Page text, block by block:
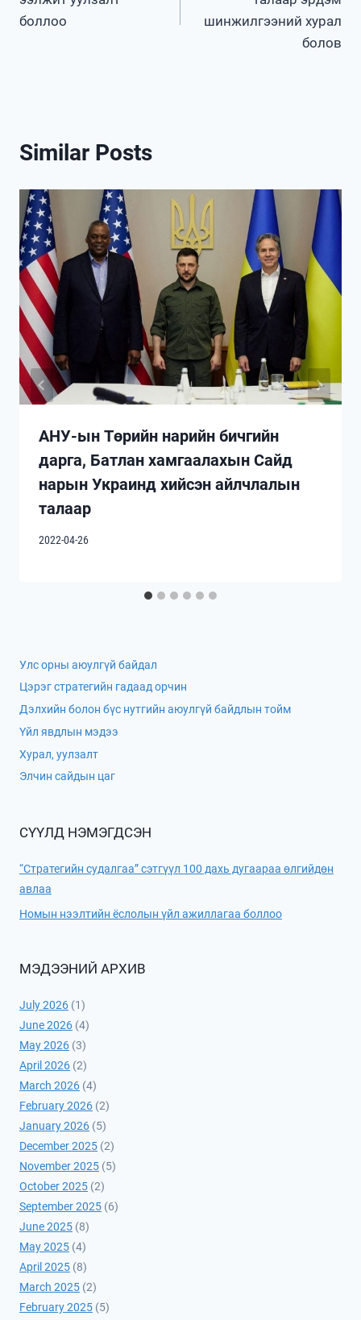
боллоо
шинжилгээний хурал
болов
Similar Posts
АНУ-ын Төрийн нарийн бичгийн
дарга, Батлан хамгаалахын Сайд
нарын Украинд хийсэн айлчлалын
талаар
2022-04-26
Улс орны аюулгүй байдал
Цэрэг стратегийн гадаад орчин
Дэлхийн болон бүс нутгийн аюулгүй байдлын тойм
Үйл явдлын мэдээ
Хурал, уулзалт
Элчин сайдын цаг
СҮҮЛД НЭМЭГДСЭН
“Стратегийн судалгаа” сэтгүүл 100 дахь дугаараа өлгийдөн
авлаа
Номын нээлтийн ёслолын үйл ажиллагаа боллоо
МЭДЭЭНИЙ АРХИВ
July 2026 (1)
June 2026 (4)
May 2026 (3)
April 2026 (2)
March 2026 (4)
February 2026 (2)
January 2026 (5)
December 2025 (2)
November 2025 (5)
October 2025 (2)
September 2025 (6)
June 2025 (8)
May 2025 (4)
April 2025 (8)
March 2025 (2)
February 2025 (5)